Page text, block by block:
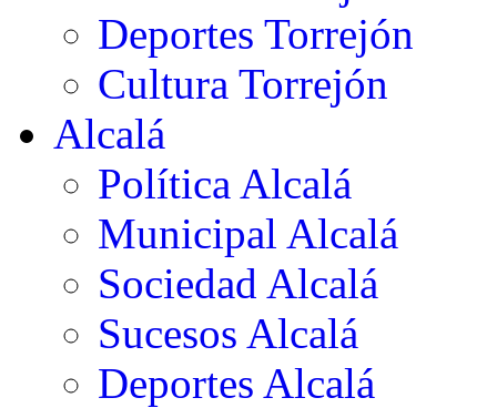
Deportes Torrejón
Cultura Torrejón
Alcalá
Política Alcalá
Municipal Alcalá
Sociedad Alcalá
Sucesos Alcalá
Deportes Alcalá